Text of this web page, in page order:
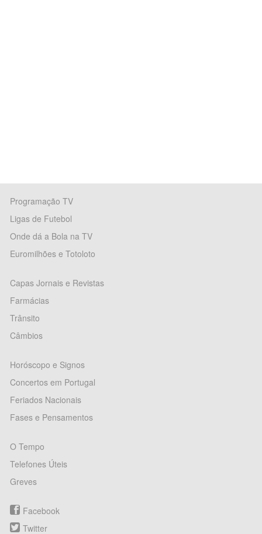
Programação TV
Ligas de Futebol
Onde dá a Bola na TV
Euromilhões e Totoloto
Capas Jornais e Revistas
Farmácias
Trânsito
Câmbios
Horóscopo e Signos
Concertos em Portugal
Feriados Nacionais
Fases e Pensamentos
O Tempo
Telefones Úteis
Greves
Facebook
Twitter